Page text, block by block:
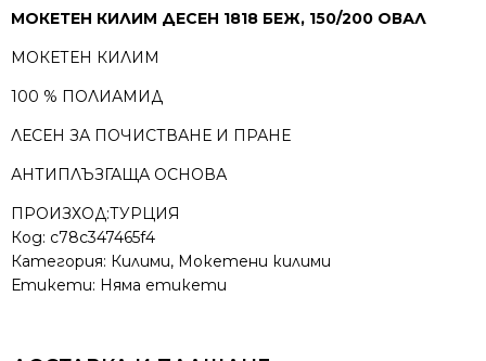
МОКЕТЕН КИЛИМ ДЕСЕН 1818 БЕЖ, 150/200 ОВАЛ
МОКЕТЕН КИЛИМ
100 % ПОЛИАМИД
ЛЕСЕН ЗА ПОЧИСТВАНЕ И ПРАНЕ
АНТИПЛЪЗГАЩА ОСНОВА
ПРОИЗХОД:ТУРЦИЯ
Код: c78c347465f4
Категория: Килими, Мокетени килими
Етикети: Няма етикети